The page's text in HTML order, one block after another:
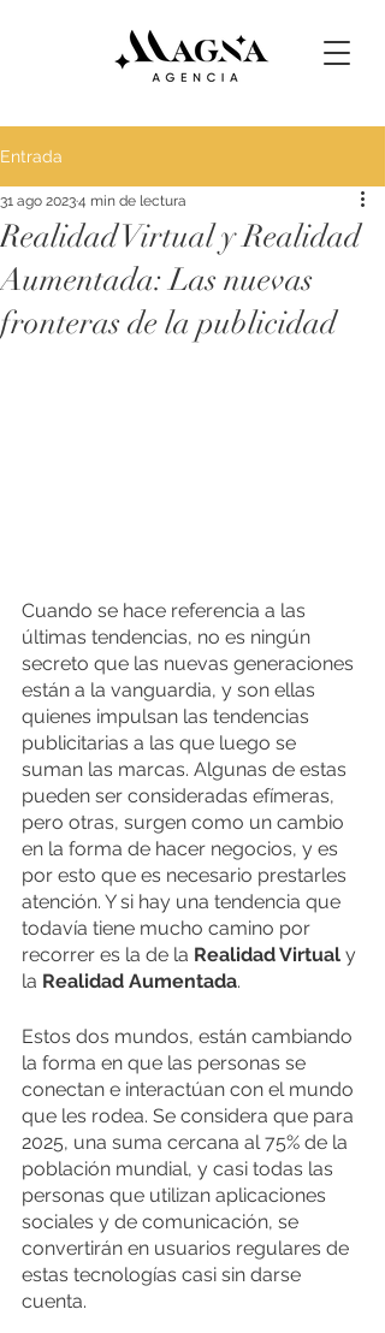
Entrada
Realidad Virtual y Realidad
Aumentada: Las nuevas
fronteras de la publicidad
31 ago 20234 min de lectura
Cuando se hace referencia a las
últimas tendencias, no es ningún
secreto que las nuevas generaciones
están a la vanguardia, y son ellas
quienes impulsan las tendencias
publicitarias a las que luego se
suman las marcas. Algunas de estas
pueden ser consideradas efímeras,
pero otras, surgen como un cambio
en la forma de hacer negocios, y es
por esto que es necesario prestarles
atención. Y si hay una tendencia que
todavía tiene mucho camino por
recorrer es la de la Realidad Virtual y
la Realidad Aumentada.
Estos dos mundos, están cambiando
la forma en que las personas se
conectan e interactúan con el mundo
que les rodea. Se considera que para
2025, una suma cercana al 75% de la
población mundial, y casi todas las
personas que utilizan aplicaciones
sociales y de comunicación, se
convertirán en usuarios regulares de
estas tecnologías casi sin darse
cuenta.